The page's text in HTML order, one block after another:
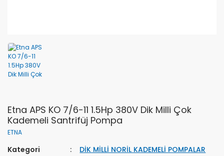
Etna APS KO 7/6-11 1.5Hp 380V Dik Milli Çok
Kademeli Santrifüj Pompa
ETNA
Kategori
DİK MİLLİ NORİL KADEMELİ POMPALAR